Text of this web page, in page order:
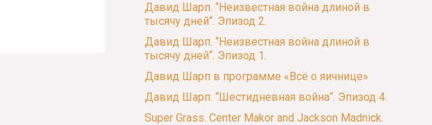
Давид Шарп. “Неизвестная война длиной в
тысячу дней“. Эпизод 2.
Давид Шарп. “Неизвестная война длиной в
тысячу дней“. Эпизод 1.
Давид Шарп в программе «Всё о яичнице»
Давид Шарп. “Шестидневная война“. Эпизод 4.
Super Grass. Center Makor and Jackson Madnick.